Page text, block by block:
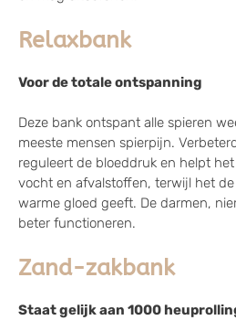
Relaxbank
Voor de totale ontspanning
Deze bank ontspant alle spieren
meeste mensen spierpijn.
reguleert de bloeddruk en helpt
vocht en afvalstoffen, terwijl het
warme gloed geeft. De darmen,
beter functioneren.
Zand-zakbank
Staat gelijk aan 1000